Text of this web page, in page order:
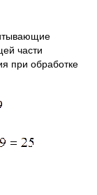
части
при обработке